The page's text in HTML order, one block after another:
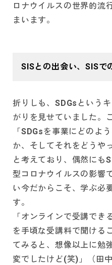
ロナウイルスの世界的流
まいます。
SISとの出会い、SISで
折りしも、SDGsという
がりを見せていました。
「SDGsを事業にどのよ
か、そしてそれをどうや
と考えており、偶然にも
型コロナウイルスの影響
い今だからこそ、学ぶ必
す。
「オンラインで受講でき
を手頃な受講料で聞ける
てみると、想像以上に勉
変でしたけど(笑)」（田中